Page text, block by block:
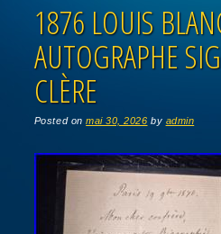
1876 LOUIS
AUTOGRAPHE
CLÈRE
Posted onmai 30, 2026 by admin